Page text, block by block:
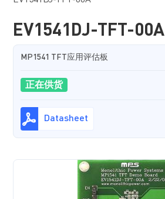
EV1541DJ-TFT-00A
MP1541 TFT应用评估板
正在供货
Datasheet